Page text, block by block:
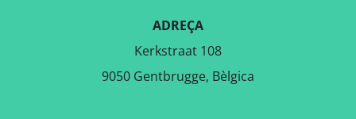
ADREÇA
Kerkstraat 108
9050 Gentbrugge, Bèlgica